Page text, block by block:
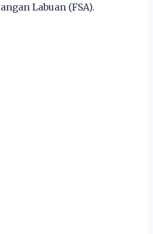
Labuan (FSA).